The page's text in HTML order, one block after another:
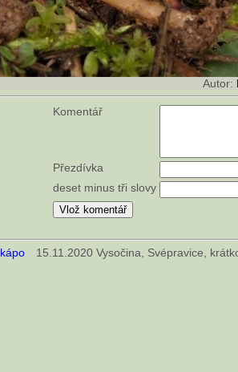
Autor:
Komentář
Přezdívka
deset minus tři slovy
kápo 15.11.2020 Vysočina, Svépravice,